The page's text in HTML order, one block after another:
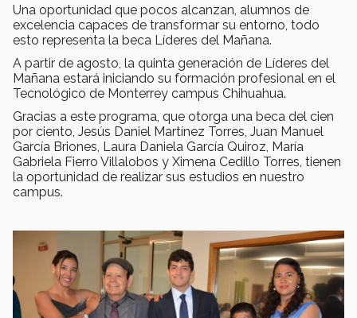
Una oportunidad que pocos alcanzan, alumnos de
excelencia capaces de transformar su entorno, todo
esto representa la beca Líderes del Mañana.
A partir de agosto, la quinta generación de Líderes del
Mañana estará iniciando su formación profesional en el
Tecnológico de Monterrey campus Chihuahua.
Gracias a este programa, que otorga una beca del cien
por ciento, Jesús Daniel Martínez Torres, Juan Manuel
García Briones, Laura Daniela García Quiroz, María
Gabriela Fierro Villalobos y Ximena Cedillo Torres, tienen
la oportunidad de realizar sus estudios en nuestro
campus.